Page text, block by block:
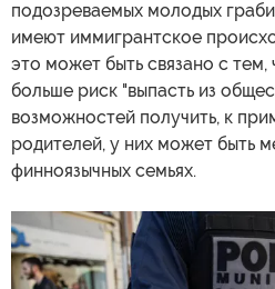
подозреваемых молодых
имеют иммигрантское
это может быть связано с тем,
больше риск "выпасть из
возможностей получить, к
родителей, у них может быть
финноязычных семьях.